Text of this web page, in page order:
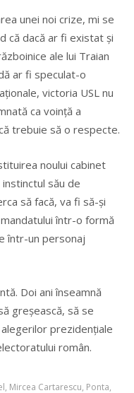
unei noi crize, mi se
că dacă ar fi existat și
ale lui Traian
ar fi speculat-o
victoria USL nu
ca voință a
trebuie să o respecte.
noului cabinet
său de
să facă, va fi să-și
într-o formă
într-un personaj
Doi ani înseamnă
greșească, să se
prezidențiale
român.
, Mircea Cartarescu, Ponta,